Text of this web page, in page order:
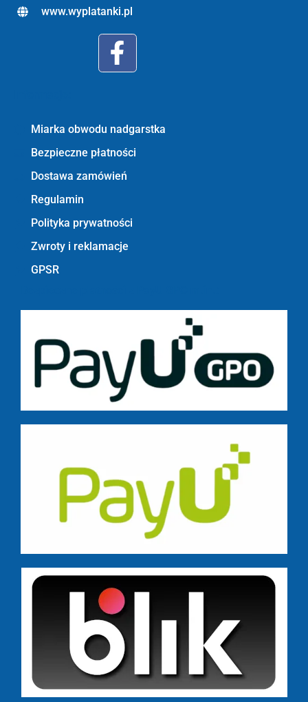
www.wyplatanki.pl
Miarka obwodu nadgarstka
Bezpieczne płatności
Dostawa zamówień
Regulamin
Polityka prywatności
Zwroty i reklamacje
GPSR